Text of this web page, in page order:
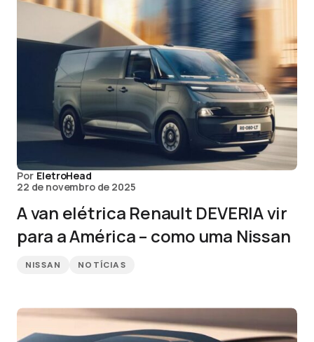
Por EletroHead
22 de novembro de 2025
A van elétrica Renault DEVERIA vir
para a América – como uma Nissan
NISSAN NOTÍCIAS